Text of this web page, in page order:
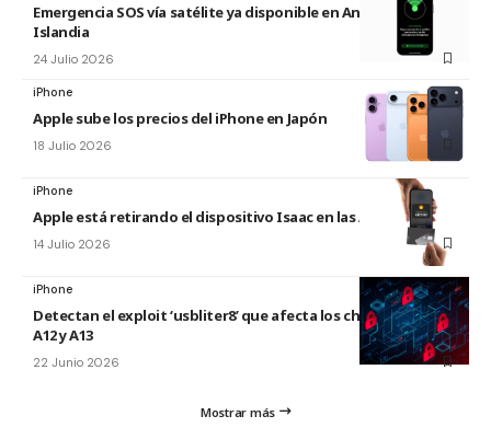
Emergencia SOS vía satélite ya disponible en Andorra e
Islandia
24 Julio 2026
iPhone
Apple sube los precios del iPhone en Japón
18 Julio 2026
iPhone
Apple está retirando el dispositivo Isaac en las Apple Store
14 Julio 2026
iPhone
Detectan el exploit ‘usbliter8’ que afecta los chips de Apple
A12 y A13
22 Junio 2026
Mostrar más